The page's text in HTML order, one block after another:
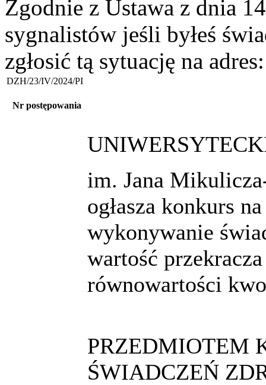
Zgodnie z Ustawa z dnia
sygnalistów jeśli byłeś
zgłosić tą sytuację na
DZH/23/IV/2024/PI
Nr postępowania
im. Jana
ogłasza konkurs
wykonywanie
wartość
równowartości
PRZEDMIOTEM
ŚWIADCZEŃ